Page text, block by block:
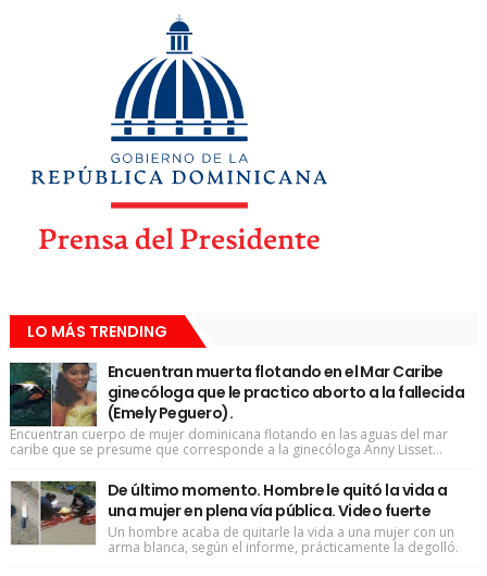
LO MÁS TRENDING
Encuentran muerta flotando en el Mar Caribe
ginecóloga que le practico aborto a la fallecida
(Emely Peguero).
Encuentran cuerpo de mujer dominicana flotando en las aguas del mar
caribe que se presume que corresponde a la ginecóloga Anny Lisset...
De último momento. Hombre le quitó la vida a
una mujer en plena vía pública. Video fuerte
Un hombre acaba de quitarle la vida a una mujer con un
arma blanca, según el informe, prácticamente la degolló.